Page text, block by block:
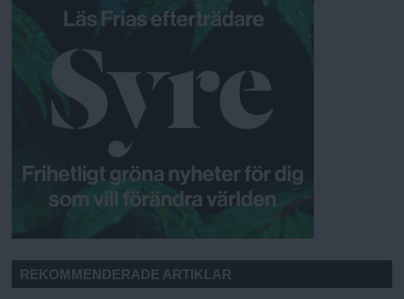
REKOMMENDERADE ARTIKLAR